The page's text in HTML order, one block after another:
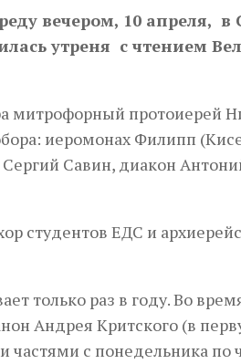
вечером, 10 апреля, в
утреня с чтением
митрофорный протоиерей
иеромонах Филипп
Савин, диакон
студентов ЕДС и
только раз в году. Во
Андрея Критского (в
частями с понедельника по